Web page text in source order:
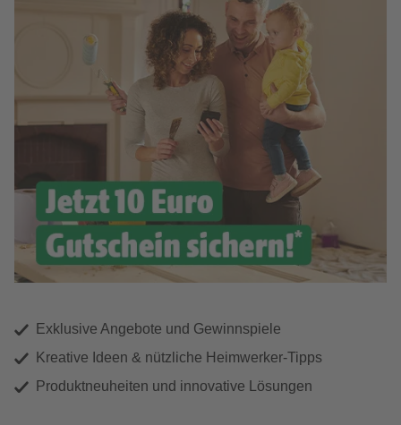
Exklusive Angebote und Gewinnspiele
Kreative Ideen & nützliche Heimwerker-Tipps
Produktneuheiten und innovative Lösungen